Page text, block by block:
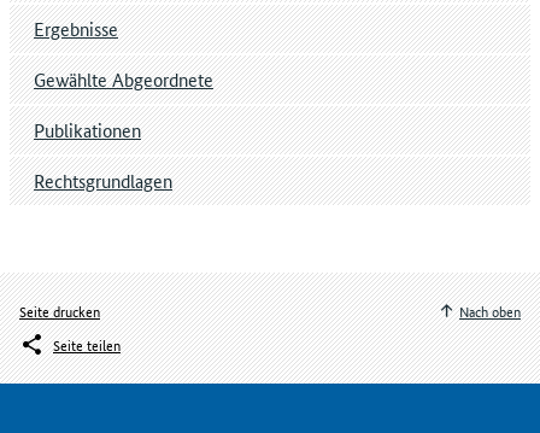
Ergebnisse
Gewählte Abgeordnete
Publikationen
Rechtsgrundlagen
Seite drucken
Seite teilen
Nach oben